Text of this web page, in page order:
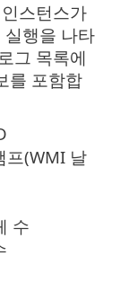
스턴스가
행을 나타
그 목록에
를 포함합
프(WMI 날
수